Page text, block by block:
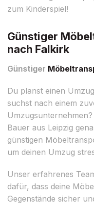
zum Kinderspiel!
Günstiger
nach Falkirk
Günstiger
Du planst einen
suchst nach einem
Bauer aus Leipzig
günstigen
um deinen Umzug
Unser erfahrenes
dafür, dass deine
Gegenstände sicher